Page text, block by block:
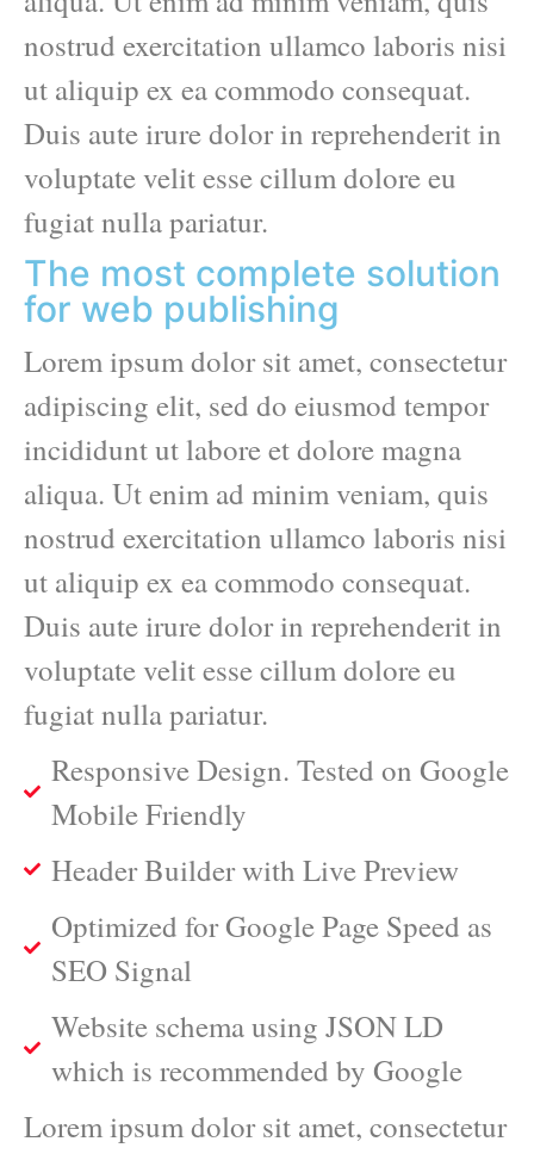
nostrud exercitation ullamco laboris nisi
ut aliquip ex ea commodo consequat.
Duis aute irure dolor in reprehenderit in
voluptate velit esse cillum dolore eu
fugiat nulla pariatur.
The most complete solution
for web publishing
Lorem ipsum dolor sit amet, consectetur
adipiscing elit, sed do eiusmod tempor
incididunt ut labore et dolore magna
aliqua. Ut enim ad minim veniam, quis
nostrud exercitation ullamco laboris nisi
ut aliquip ex ea commodo consequat.
Duis aute irure dolor in reprehenderit in
voluptate velit esse cillum dolore eu
fugiat nulla pariatur.
Responsive Design. Tested on Google
Mobile Friendly
Header Builder with Live Preview
Optimized for Google Page Speed as
SEO Signal
Website schema using JSON LD
which is recommended by Google
Lorem ipsum dolor sit amet, consectetur